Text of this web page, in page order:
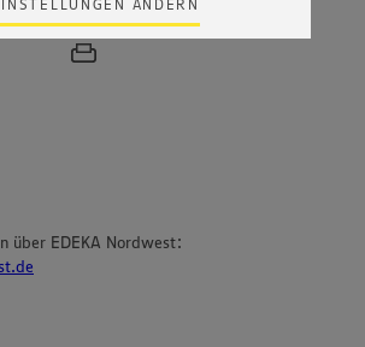
wir nicht genau, wie die Anbieter der
Ihre Daten verarbeiten. Weitere
zur Nutzung der Dienste finden Sie in
ÄNDERN
über EDEKA Nordwest: